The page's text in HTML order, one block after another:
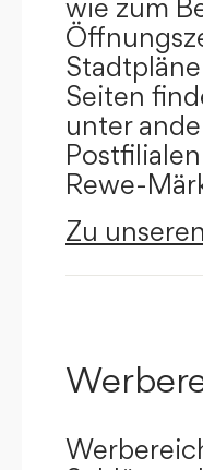
wie zum
Seiten
unter
Rewe-
Zu